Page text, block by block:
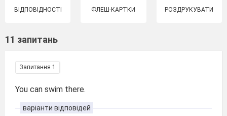
ВІДПОВІДНОСТІ ФЛЕШ-КАРТКИ РОЗДРУКУВАТИ
11 запитань
Запитання 1
You can swim there.
варіанти відповідей